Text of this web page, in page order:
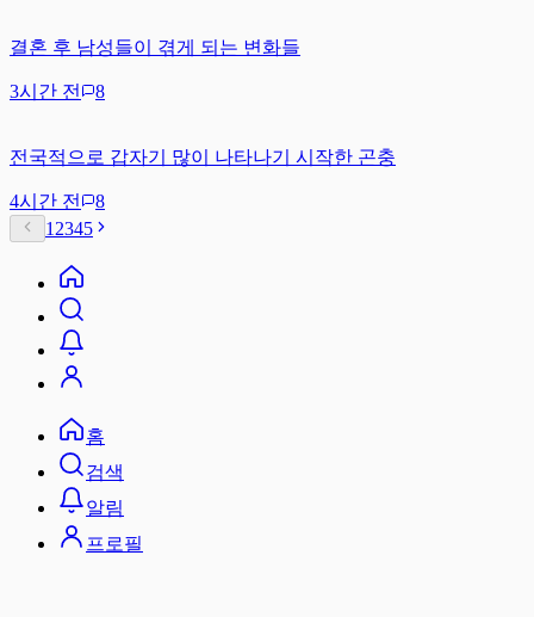
결혼 후 남성들이 겪게 되는 변화들
3시간 전 8
전국적으로 갑자기 많이 나타나기 시작한 곤충
4시간 전
8
1 2345
홈
검색
알림
프로필